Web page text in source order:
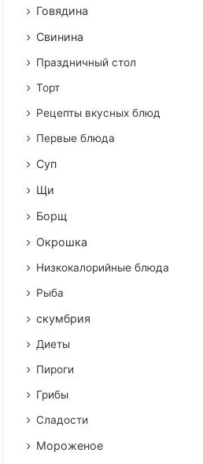
Говядина
Свинина
Праздничный стол
Торт
Рецепты вкусных блюд
Первые блюда
Суп
Щи
Борщ
Окрошка
Низкокалорийные блюда
Рыба
скумбрия
Диеты
Пироги
Грибы
Сладости
Мороженое